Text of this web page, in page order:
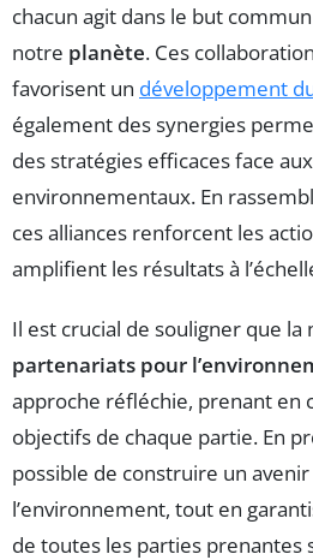
chacun agit dans le but
notre planète. Ces
favorisent un développement
également des synergies
des stratégies efficaces face
environnementaux. En
ces alliances renforcent les
amplifient les résultats à
Il est crucial de souligner que la
partenariats pour
approche réfléchie, prenant en
objectifs de chaque partie. En
possible de construire un
l’environnement, tout en
de toutes les parties prenantes